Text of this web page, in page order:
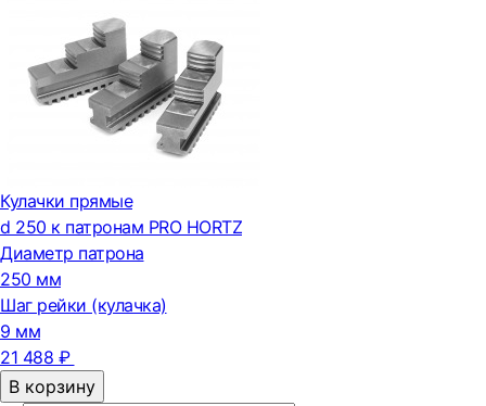
Кулачки прямые
d 250 к патронам PRO HORTZ
Диаметр патрона
250 мм
Шаг рейки (кулачка)
9 мм
21 488 ₽
В корзину